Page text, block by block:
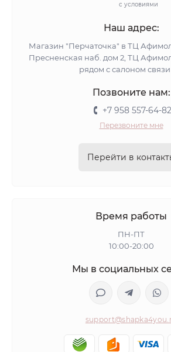
с условиями
Наш адрес:
Магазин "Перчаточка" в ТЦ
Пресненская наб. дом 2, ТЦ
рядом с салоном связи
Позвоните нам:
+7 958 557-64-82
Перезвоните мне
Перейти в
Время работы
ПН-ПТ
10:00-20:00
Мы в социальных